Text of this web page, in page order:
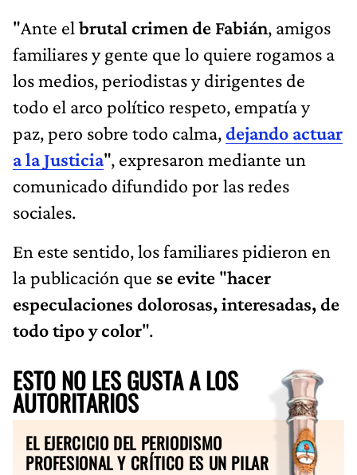
"Ante el brutal crimen de Fabián, amigos
familiares y gente que lo quiere rogamos a
los medios, periodistas y dirigentes de
todo el arco político respeto, empatía y
paz, pero sobre todo calma,dejando actuar
a la Justicia", expresaron mediante un
comunicado difundido por las redes
sociales.
En este sentido, los familiares pidieron en
la publicación que se evite "hacer
especulaciones dolorosas, interesadas, de
todo tipo y color".
ESTO NO LES GUSTA A LOS
AUTORITARIOS
EL EJERCICIO DEL PERIODISMO
PROFESIONAL Y CRÍTICO ES UN PILAR